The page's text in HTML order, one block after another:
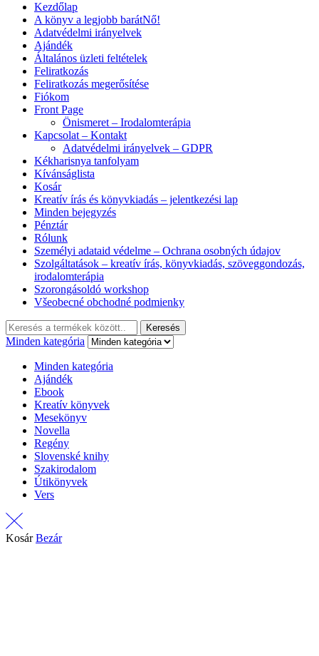
Kezdőlap
A könyv a legjobb barátNő!
Adatvédelmi irányelvek
Ajándék
Általános üzleti feltételek
Feliratkozás
Feliratkozás megerősítése
Fiókom
Front Page
Önismeret – Irodalomterápia
Kapcsolat – Kontakt
Adatvédelmi irányelvek – GDPR
Kékharisnya tanfolyam
Kívánságlista
Kosár
Kreatív írás és könyvkiadás – jelentkezési lap
Minden bejegyzés
Pénztár
Rólunk
Személyi adataid védelme – Ochrana osobných údajov
Szolgáltatások – kreatív írás, könyvkiadás, szöveggondozás,
irodalomterápia
Szorongásoldó workshop
Všeobecné obchodné podmienky
Keresés:
Keresés
Minden kategória
Minden kategória
Ajándék
Ebook
Kreatív könyvek
Mesekönyv
Novella
Regény
Slovenské knihy
Szakirodalom
Útikönyvek
Vers
Kosár Bezár